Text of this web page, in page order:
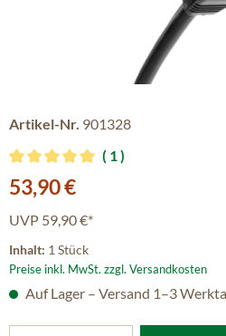
Artikel-Nr. 901328
Durchschnittliche Bewertung von
1
Verkaufspreis:
53,90 €
UVP 59,90 €*
Inhalt: 1 Stück
Preise inkl. MwSt. zzgl. Versandkosten
Auf Lager – Versand 1–3